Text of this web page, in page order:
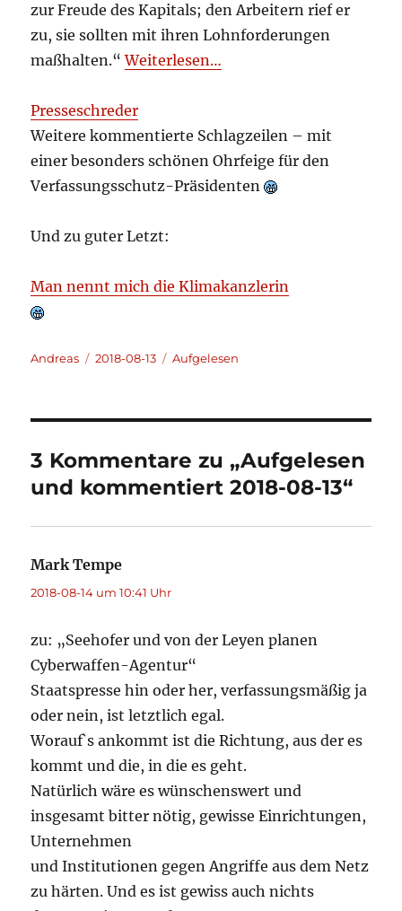
zur Freude des Kapitals; den Arbeitern rief er
zu, sie sollten mit ihren Lohnforderungen
maßhalten.“Weiterlesen…
Presseschreder
Weitere kommentierte Schlagzeilen – mit
einer besonders schönen Ohrfeige für den
Verfassungsschutz-Präsidenten
Und zu guter Letzt:
Man nennt mich die Klimakanzlerin
Autor
Andreas
Veröffentlicht
2018-08-13 Kategorien
Aufgelesen
3 Kommentare zu „Aufgelesen
und kommentiert 2018-08-13“
Mark Tempe
2018-08-14 um 10:41 Uhr
zu: „Seehofer und von der Leyen planen
Cyberwaffen-Agentur“
Staatspresse hin oder her, verfassungsmäßig ja
oder nein, ist letztlich egal.
Worauf`s ankommt ist die Richtung, aus der es
kommt und die, in die es geht.
Natürlich wäre es wünschenswert und
insgesamt bitter nötig, gewisse Einrichtungen,
Unternehmen
und Institutionen gegen Angriffe aus dem Netz
zu härten. Und es ist gewiss auch nichts